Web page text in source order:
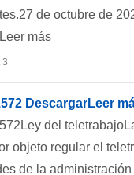
de octubre de
más
3
DescargarLeer
del
objeto regular el
de la